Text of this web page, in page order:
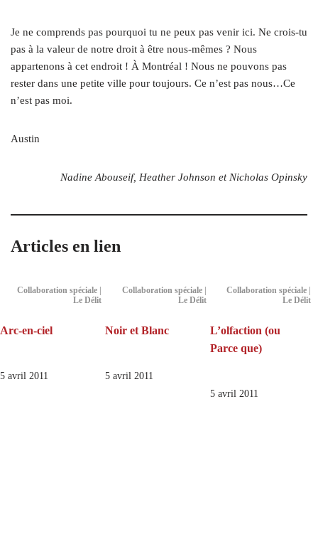
Je ne comprends pas pourquoi tu ne peux pas venir ici. Ne crois-tu
pas à la valeur de notre droit à être nous-mêmes ? Nous
appartenons à cet endroit ! À Montréal ! Nous ne pouvons pas
rester dans une petite ville pour toujours. Ce n’est pas nous…Ce
n’est pas moi.
Austin
Nadine Abouseif, Heather Johnson et Nicholas Opinsky
Articles en lien
Collaboration spéciale |
Le Délit
Arc-en-ciel
5 avril 2011
Collaboration spéciale |
Le Délit
Noir et Blanc
5 avril 2011
Collaboration spéciale |
Le Délit
L’olfaction (ou
Parce que)
5 avril 2011